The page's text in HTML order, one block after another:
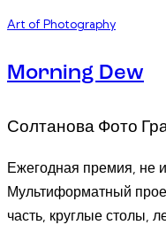
Art of Photography
Morning Dew
Солтанова Фото
Ежегодная премия, не
Мультиформатный
часть, круглые столы,